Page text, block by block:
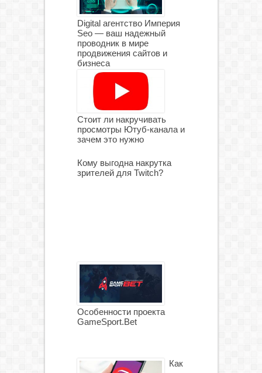
Digital агентство Империя
Seo — ваш надежный
проводник в мире
продвижения сайтов и
бизнеса
Стоит ли накручивать
просмотры Ютуб-канала и
зачем это нужно
Кому выгодна накрутка
зрителей для Twitch?
Особенности проекта
GameSport.Bet
Как